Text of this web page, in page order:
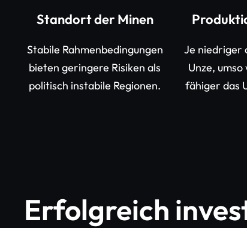
Standort der Minen
Stabile Rahmenbedingungen
bieten geringere Risiken als
politisch instabile Regionen.
Je niedriger
Unze,
fähiger das
Erfolgreich